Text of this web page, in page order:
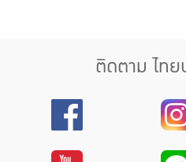
ติดตาม ไท